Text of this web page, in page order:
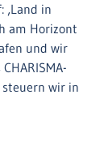
‚Land in
am Horizont
und wir
steuern wir in